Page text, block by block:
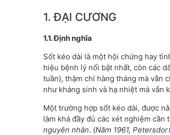
1. ĐẠI CƯƠNG
1.1. Định nghĩa
Sốt kéo dài là một hội chứng hay
hiệu bệnh lý nổi bật nhất, còn các
tuần), thậm chí hàng tháng mà vẫn
như kháng sinh và hạ nhiệt mà vẫn
Một trường hợp sốt kéo dài, được
làm khá đầy đủ các xét nghiệm
nguyên nhân. (Năm 1961,